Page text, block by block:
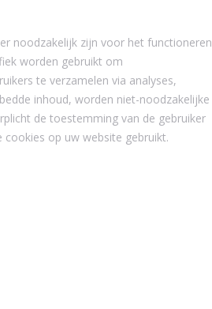
noodzakelijk zijn voor het functioneren
worden gebruikt om
te verzamelen via analyses,
inhoud, worden niet-noodzakelijke
de toestemming van de gebruiker
op uw website gebruikt.